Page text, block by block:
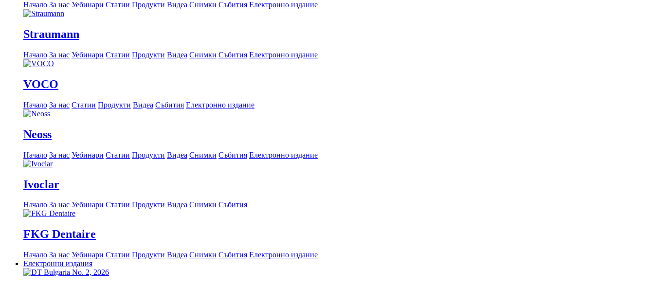
Начало За нас Уебинари Статии Продукти Видеа Снимки Събития Електронно издание
Straumann
Начало За нас Уебинари Статии Продукти Видеа Снимки Събития Електронно издание
VOCO
Начало За нас Статии Продукти Видеа Събития Електронно издание
Neoss
Начало За нас Уебинари Статии Продукти Видеа Снимки Събития Електронно издание
Ivoclar
Начало За нас Уебинари Статии Продукти Видеа Снимки Събития
FKG Dentaire
Начало За нас Уебинари Статии Продукти Видеа Снимки Събития Електронно издание
Електронни издания